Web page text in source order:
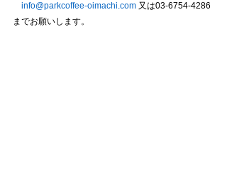
    info@parkcoffee-oimachi.com
又は03-6754-4286
までお願いします。